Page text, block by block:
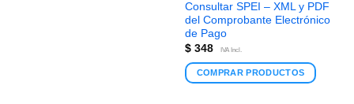
Consultar SPEI – XML y PDF
del Comprobante Electrónico
de Pago
$348 IVA Incl.
COMPRAR PRODUCTOS